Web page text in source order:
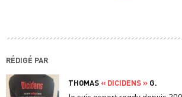
RÉDIGÉ PAR
THOMAS « DICIDENS » G.